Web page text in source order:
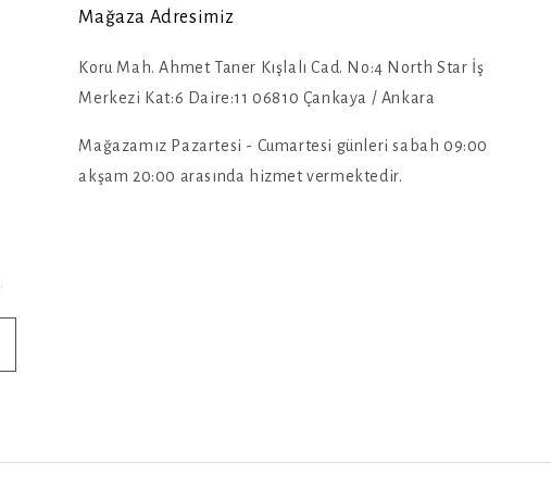
Mağaza Adresimiz
Koru Mah. Ahmet Taner Kışlalı Cad. No:4 North Star İş
Merkezi Kat:6 Daire:11 06810 Çankaya / Ankara
Mağazamız Pazartesi - Cumartesi günleri sabah 09:00
akşam 20:00 arasında hizmet vermektedir.